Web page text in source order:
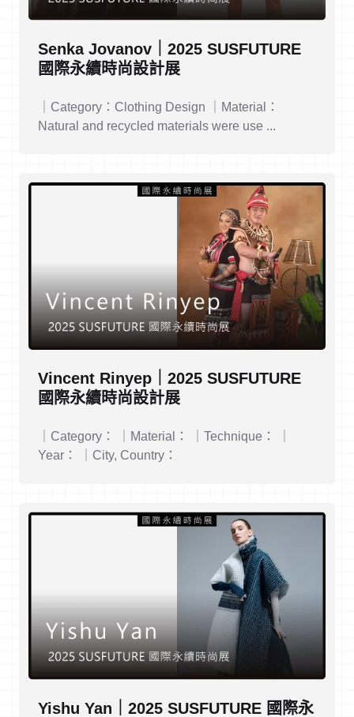
Senka Jovanov｜2025 SUSFUTURE
國際永續時尚設計展
｜Category：Clothing Design ｜Material：
Natural and recycled materials were use ...
Vincent Rinyep｜2025 SUSFUTURE
國際永續時尚設計展
｜Category： ｜Material： ｜Technique： ｜
Year： ｜City, Country：
Yishu Yan｜2025 SUSFUTURE 國際永